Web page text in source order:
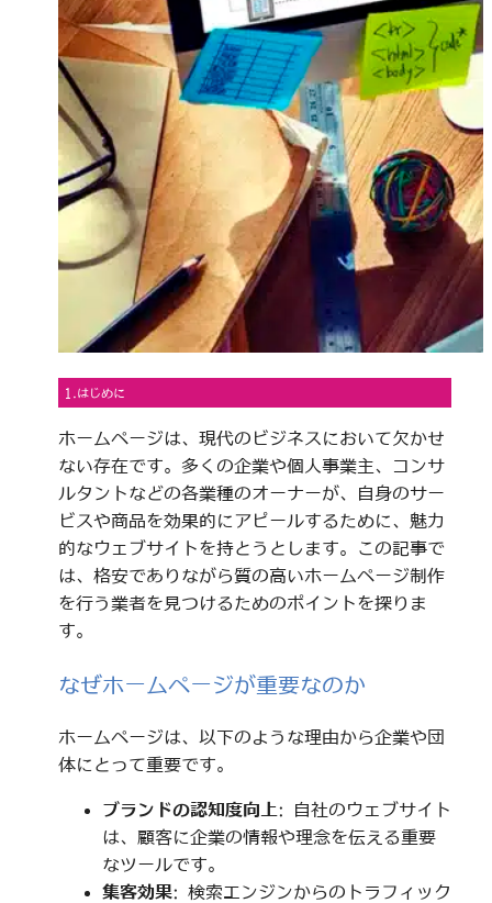
1.はじめに
ホームページは、現代のビジネスにおいて欠かせ
ない存在です。多くの企業や個人事業主、コンサ
ルタントなどの各業種のオーナーが、自身のサー
ビスや商品を効果的にアピールするために、魅力
的なウェブサイトを持とうとします。この記事で
は、格安でありながら質の高いホームページ制作
を行う業者を見つけるためのポイントを探りま
す。
なぜホームページが重要なのか
ホームページは、以下のような理由から企業や団
体にとって重要です。
ブランドの認知度向上: 自社のウェブサイト
は、顧客に企業の情報や理念を伝える重要
なツールです。
集客効果: 検索エンジンからのトラフィック